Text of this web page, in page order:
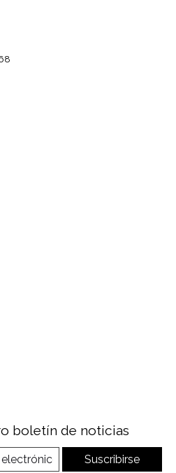
boletín de noticias
Suscribirse